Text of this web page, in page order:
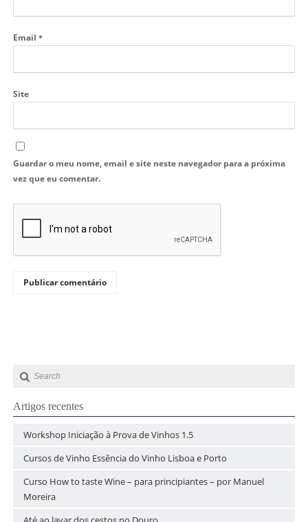
Email *
Site
Guardar o meu nome, email e site neste navegador para a próxima
vez que eu comentar.
Artigos recentes
Workshop Iniciação à Prova de Vinhos 1.5
Cursos de Vinho Essência do Vinho Lisboa e Porto
Curso How to taste Wine – para principiantes – por Manuel
Moreira